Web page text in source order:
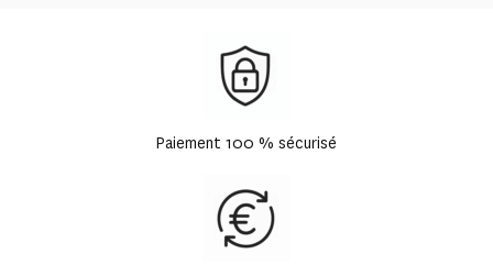
Paiement 100 % sécurisé